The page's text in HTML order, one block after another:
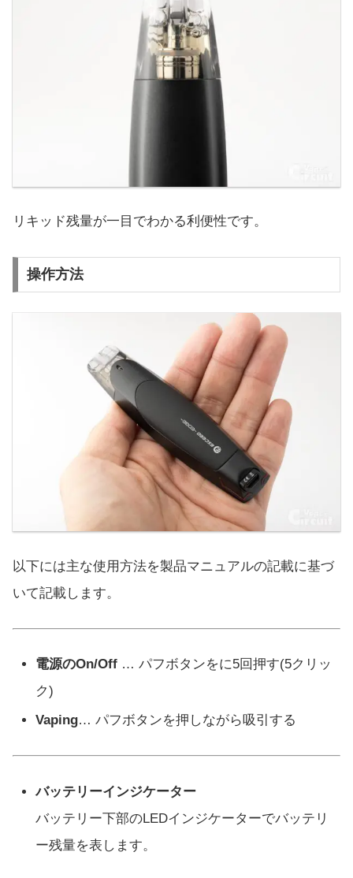
リキッド残量が一目でわかる利便性です。
操作方法
以下には主な使用方法を製品マニュアルの記載に基づ
いて記載します。
電源のOn/Off … パフボタンをに5回押す(5クリッ
ク)
Vaping… パフボタンを押しながら吸引する
バッテリーインジケーター
バッテリー下部のLEDインジケーターでバッテリ
ー残量を表します。